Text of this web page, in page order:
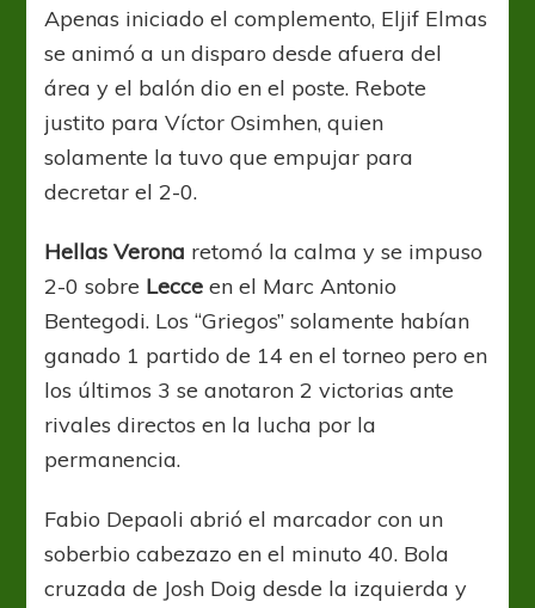
Apenas iniciado el complemento, Eljif Elmas
se animó a un disparo desde afuera del
área y el balón dio en el poste. Rebote
justito para Víctor Osimhen, quien
solamente la tuvo que empujar para
decretar el 2-0.
Hellas Verona retomó la calma y se impuso
2-0 sobre Lecceen el Marc Antonio
Bentegodi. Los “Griegos” solamente habían
ganado 1 partido de 14 en el torneo pero en
los últimos 3 se anotaron 2 victorias ante
rivales directos en la lucha por la
permanencia.
Fabio Depaoli abrió el marcador con un
soberbio cabezazo en el minuto 40. Bola
cruzada de Josh Doig desde la izquierda y